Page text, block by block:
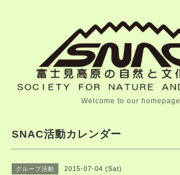
Welcome to our homepage
SNAC活動カレンダー
グループ活動 2015-07-04 (Sat)